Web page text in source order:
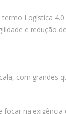
Logística
e redução
com
na